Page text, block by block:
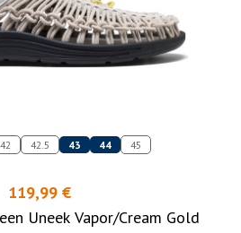
42 42.5 43 44 45
119,99 €
Uneek Vapor/Cream Gold